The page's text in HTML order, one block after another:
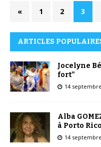
« 1 2 3
ARTICLES
Jocelyne
fort”
14
Alba
à Porto
14